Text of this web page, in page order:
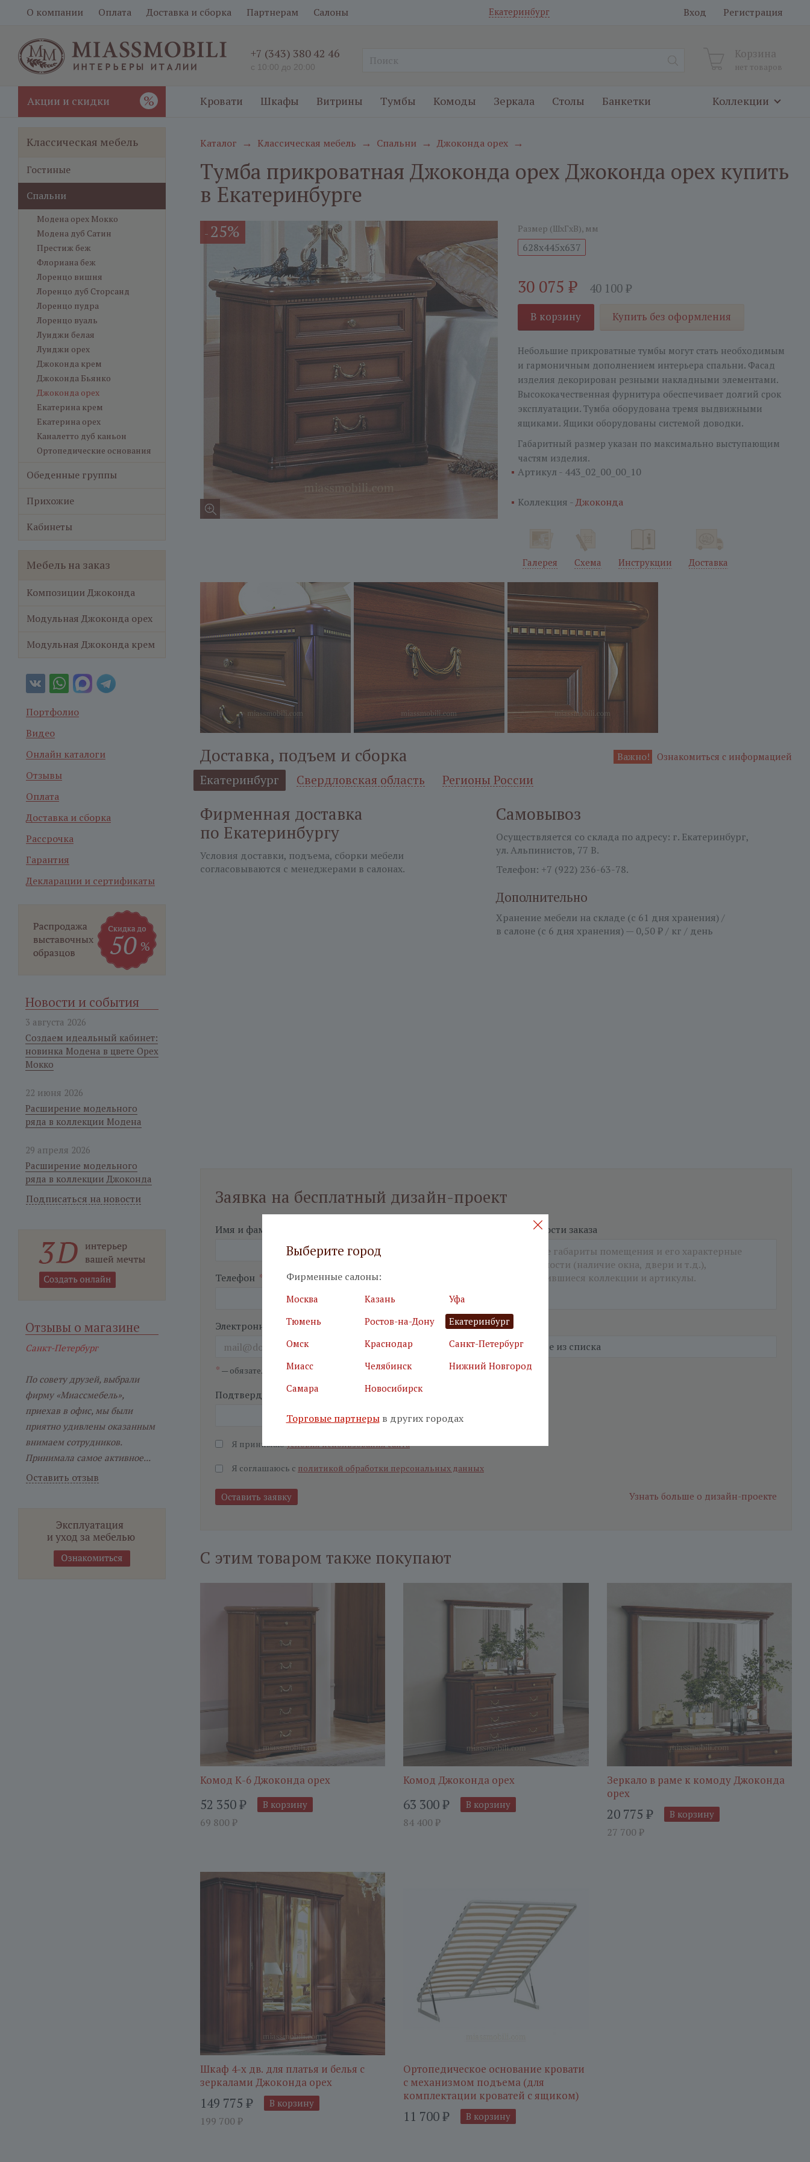
О компании Оплата Доставка и сборка Партнерам Салоны Екатеринбург Вход Регистрация
+7 (343) 380 42 46
с 10:00 до 20:00
Корзина
нет товаров
Акции и скидки % Кровати Шкафы Витрины Тумбы Комоды Зеркала Столы Банкетки Коллекции
Каталог → Классическая мебель → Спальни → Джоконда орех →
Тумба прикроватная Джоконда орех Джоконда орех купить
в Екатеринбурге
- 25% Размер (ШxГxВ), мм
628x445x637
30 075 ₽ 40 100₽
В корзину Купить без оформления
Небольшие прикроватные тумбы могут стать необходимым
и гармоничным дополнением интерьера спальни. Фасад
изделия декорирован резными накладными элементами.
Высококачественная фурнитура обеспечивает долгий срок
эксплуатации. Тумба оборудована тремя выдвижными
ящиками. Ящики оборудованы системой доводки.
Габаритный размер указан по максимально выступающим
частям изделия.
Артикул - 443_02_00_00_10
Коллекция -Джоконда
Галерея Схема Инструкции Доставка
Доставка, подъем и сборка Важно! Ознакомиться с информацией
Екатеринбург Свердловская область Регионы России
Фирменная доставка
по Екатеринбургу
Условия доставки, подъема, сборки мебели
согласовываются с менеджерами в салонах.
Самовывоз
Осуществляется со склада по адресу: г. Екатеринбург,
ул. Альпинистов, 77 В.
Телефон: +7 (922) 236-63-78.
Дополнительно
Хранение мебели на складе (с 61 дня хранения) /
в салоне (с 6 дня хранения) — 0,50 ₽ / кг / день
Заявка на бесплатный дизайн-проект
Имя и фамилия
Телефон *
Электронная почта*
Подробности заказа
Салон
* — обязательные поля
Подтвердите, что вы не робот
Я принимаюусловия использования сайта
Я соглашаюсь с политикой обработки персональных данных
Узнать больше о дизайн-проекте
С этим товаром также покупают
Комод К-6 Джоконда орех
52 350₽
69 800 ₽
В корзину
Комод Джоконда орех
63 300₽
84 400 ₽
В корзину
Зеркало в раме к комоду Джоконда
орех
20 775 ₽
27 700 ₽
В корзину
Шкаф 4-х дв. для платья и белья с
зеркалами Джоконда орех
149 775 ₽
199 700 ₽
В корзину
Ортопедическое основание кровати
с механизмом подъема (для
комплектации кроватей с ящиком)
11 700₽ В корзину
Классическая мебель
Гостиные
Спальни
Модена орех Мокко
Модена дуб Сатин
Престиж беж
Флориана беж
Лоренцо вишня
Лоренцо дуб Сторсанд
Лоренцо пудра
Лоренцо вуаль
Луиджи белая
Луиджи орех
Джоконда крем
Джоконда Бьянко
Джоконда орех
Екатерина крем
Екатерина орех
Каналетто дуб каньон
Ортопедические основания
Обеденные группы
Прихожие
Кабинеты
Мебель на заказ
Композиции Джоконда
Модульная Джоконда орех
Модульная Джоконда крем
Портфолио
Видео
Онлайн каталоги
Отзывы
Оплата
Доставка и сборка
Рассрочка
Гарантия
Декларации и сертификаты
Новости и события
3 августа 2026
Создаем идеальный кабинет:
новинка Модена в цвете Орех
Мокко
22 июня 2026
Расширение модельного
ряда в коллекции Модена
29 апреля 2026
Расширение модельного
ряда в коллекции Джоконда
Подписаться на новости
Отзывы о магазине
Санкт-Петербург
По совету друзей, выбрали
фирму «Миассмебель»,
приехав в офис, мы были
приятно удивлены оказанным
внимаем сотрудников.
Принимала самое активное...
Оставить отзыв
Выберите город
Фирменные салоны:
Москва Казань
Уфа
Тюмень
Ростов-на-Дону
Екатеринбург
Омск
Краснодар
Санкт-Петербург
Миасс
Челябинск
Нижний Новгород
Самара
Новосибирск
Торговые партнерыв других городах